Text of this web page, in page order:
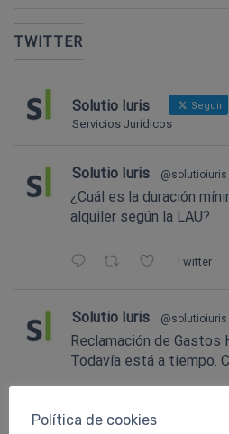
TWITTER
Solutio Iuris Seguir
Servicios Jurídicos
Solutio Iuris @solutioiuris
¿Cuál es la duración
alquiler según la LAU?
Twitter
Solutio Iuris @solutioiuris
Reclamación de Gastos
Todavía está a tiempo.
Política de cookies